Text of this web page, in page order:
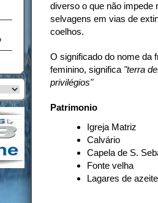
diverso o que não impede
selvagens em vias de
coelhos.
O significado do nome da
feminino, significa "terra
privilégios"
Patrimonio
Igreja Matriz
Calvário
Capela de S.
Fonte velha
Lagares de azeite